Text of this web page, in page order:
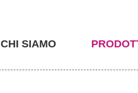
CHI SIAMO